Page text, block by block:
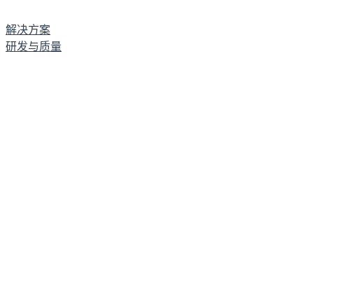
解决方案
研发与质量